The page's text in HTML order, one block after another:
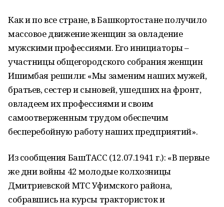
Как и по все стране, в Башкортостане получило
массовое движение женщин за овладение
мужскими профессиями. Его инициаторы –
участницы общегородского собрания женщин
Ишимбая решили: «Мы заменим наших мужей,
братьев, сестер и сыновей, ушедших на фронт,
овладеем их профессиями и своим
самоотверженным трудом обеспечим
бесперебойную работу наших предприятий».
Из сообщения БашТАСС (12.07.1941 г.): «В первые
же дни войны 42 молодые колхозницы
Дмитриевской МТС Уфимского района,
собравшись на курсы трактористок и